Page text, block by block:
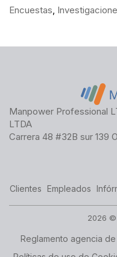
Encuestas,
Manpower Professional
LTDA
Carrera 48 #32B sur 139
Clientes Empleados
2026 ©
Reglamento agencia